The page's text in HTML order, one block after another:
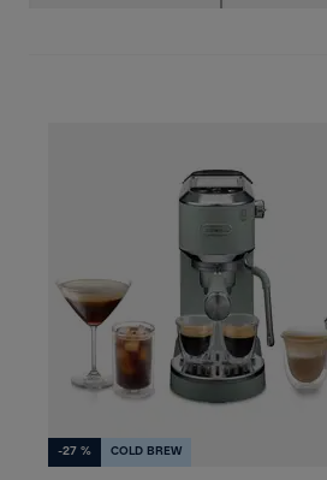
-27 % COLD BREW